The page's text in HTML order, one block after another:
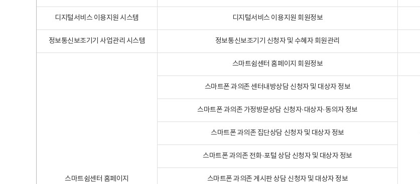
디지털서비스 이용지원 시스템 디지털서비스 이용지원 회원정보
정보통신보조기기 사업관리 시스템 정보통신보조기기 신청자 및 수혜자 회원관리
스마트쉼센터 홈페이지
스마트쉼센터 홈페이지 회원정보
스마트폰 과의존 센터내방상담 신청자 및 대상자 정보
스마트폰 과의존 가정방문상담 신청자·대상자·동의자 정보
스마트폰 과의존 집단상담 신청자 및 대상자 정보
스마트폰 과의존 전화·포털 상담 신청자 및 대상자 정보
스마트폰 과의존 게시판 상담 신청자 및 대상자 정보